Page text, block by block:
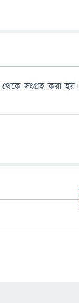
সংগ্রহ করা হয়।